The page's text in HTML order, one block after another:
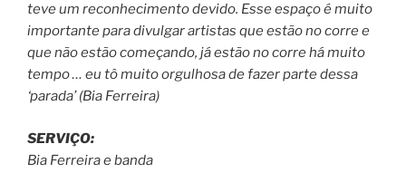
teve um reconhecimento devido. Esse espaço é muito
importante para divulgar artistas que estão no corre e
que não estão começando, já estão no corre há muito
tempo … eu tô muito orgulhosa de fazer parte dessa
‘parada’ (Bia Ferreira)
SERVIÇO:
Bia Ferreira e banda